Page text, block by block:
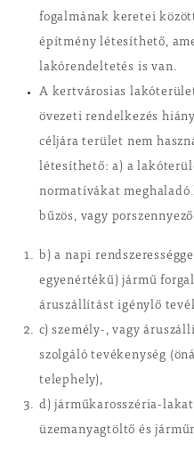
fogalmának keretei
építmény létesíthető,
lakórendeltetés is van.
A kertvárosias
övezeti rendelkezés
céljára terület nem
létesíthető: a) a
normatívákat
bűzös, vagy
b) a napi
egyenértékű) jármű
áruszállítást igénylő
c) személy-, vagy
szolgáló tevékenység
telephely),
d) járműkarosszéria-
üzemanyagtöltő és